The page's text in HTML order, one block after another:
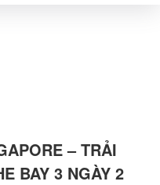
– TRẢI
BAY 3 NGÀY 2